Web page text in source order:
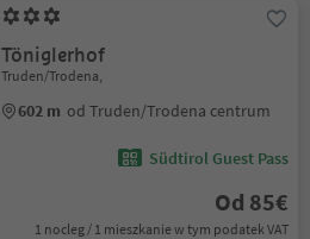
Töniglerhof
Truden/Trodena,
602 m od Truden/Trodena centrum
Südtirol Guest Pass
Od 85€
1 nocleg / 1 mieszkanie w tym podatek VAT